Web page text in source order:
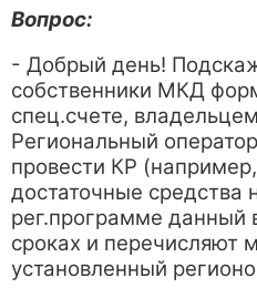
Вопрос:
- Добрый день!
собственники МКД
спец.счете,
Региональный
провести КР
достаточные средства
рег.программе данный
сроках и перечисляют
установленный